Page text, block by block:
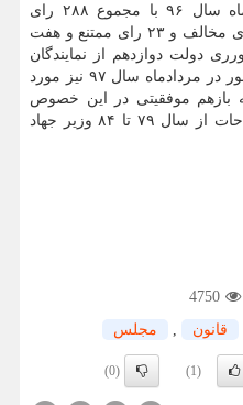
دولت تدبیر و امید در ۲۹ مردادماه سال ۹۶ با مجموع ۲۸۸ رای
ماخوذه با ۱۶۴ رای موافق و ۹۴ رای مخالف و ۲۳ رای ممتنع و هفت
دولت دوازدهم از نمایندگان
مجلس رای اعتماد گرفت. همین طور در مردادماه سال ۹۷ نیز مورد
بازهم موفقیتی در این خصوص
حاصل نشد. وی در دوره اول اصلاحات از سال ۷۹ تا ۸۴ وزیر جهاد
4750
قانون , مجلس
(1)
(0)